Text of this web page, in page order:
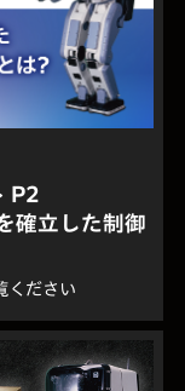
P2
確立した制御
ください